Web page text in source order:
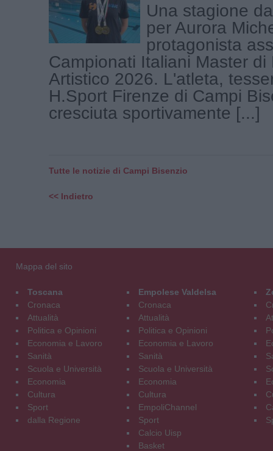
Una stagione
per Aurora
protagonista
Campionati Italiani Master di
Artistico 2026. L'atleta,
H.Sport Firenze di Campi
cresciuta sportivamente [...]
Tutte le notizie di Campi Bisenzio
<< Indietro
Mappa del sito
Toscana
Cronaca
Attualità
Politica e Opinioni
Economia e Lavoro
Sanità
Scuola e Università
Economia
Cultura
Sport
dalla Regione
Empolese Valdelsa
Cronaca
Attualità
Politica e Opinioni
Economia e Lavoro
Sanità
Scuola e Università
Economia
Cultura
EmpoliChannel
Sport
Calcio Uisp
Basket